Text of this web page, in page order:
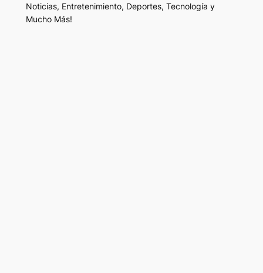
Noticias, Entretenimiento, Deportes, Tecnología y
Mucho Más!